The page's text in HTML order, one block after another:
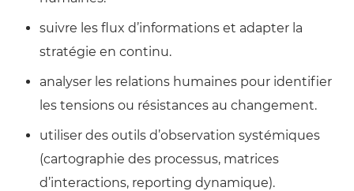
suivre les flux d’informations et adapter la
stratégie en continu.
analyser les relations humaines pour identifier
les tensions ou résistances au changement.
utiliser des outils d’observation systémiques
(cartographie des processus, matrices
d’interactions, reporting dynamique).